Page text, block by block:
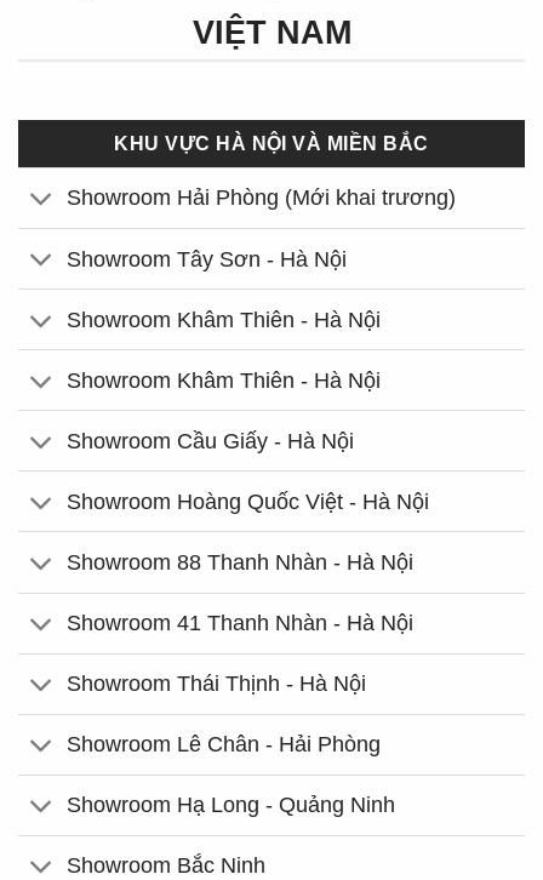
VIỆT NAM
KHU VỰC HÀ NỘI VÀ MIỀN BẮC
Showroom Hải Phòng (Mới khai trương)
Showroom Tây Sơn - Hà Nội
Showroom Khâm Thiên - Hà Nội
Showroom Khâm Thiên - Hà Nội
Showroom Cầu Giấy - Hà Nội
Showroom Hoàng Quốc Việt - Hà Nội
Showroom 88 Thanh Nhàn - Hà Nội
Showroom 41 Thanh Nhàn - Hà Nội
Showroom Thái Thịnh - Hà Nội
Showroom Lê Chân - Hải Phòng
Showroom Hạ Long - Quảng Ninh
Showroom Bắc Ninh